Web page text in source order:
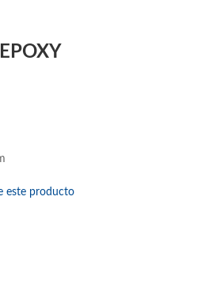
este producto